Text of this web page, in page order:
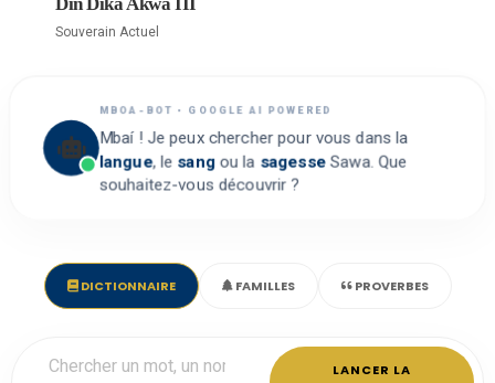
Souverain Actuel
MBOA-BOT • GOOGLE AI POWERED
Mbaí ! Je peux chercher pour vous dans la
langue, le sangou la sagesse Sawa. Que
souhaitez-vous découvrir ?
DICTIONNAIRE FAMILLES PROVERBES
LANCER LA